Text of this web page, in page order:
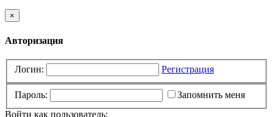
×
Авторизация
Логин: Регистрация
Пароль:
Запомнить меня
Войти как пользователь: